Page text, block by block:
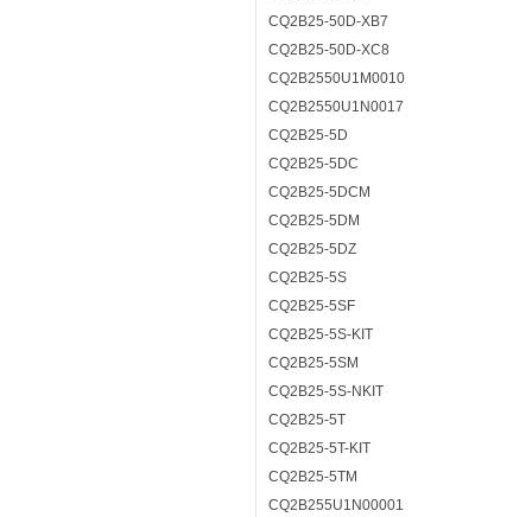
CQ2B25-50D-XB7
CQ2B25-50D-XC8
CQ2B2550U1M0010
CQ2B2550U1N0017
CQ2B25-5D
CQ2B25-5DC
CQ2B25-5DCM
CQ2B25-5DM
CQ2B25-5DZ
CQ2B25-5S
CQ2B25-5SF
CQ2B25-5S-KIT
CQ2B25-5SM
CQ2B25-5S-NKIT
CQ2B25-5T
CQ2B25-5T-KIT
CQ2B25-5TM
CQ2B255U1N00001